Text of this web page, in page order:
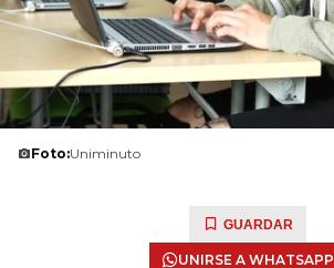
Foto:Uniminuto
GUARDAR
UNIRSE A WHATSAPP